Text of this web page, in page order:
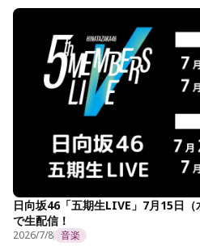
日向坂46「五期生LIVE」7月15日
で生配信！
2026/7/8 音楽